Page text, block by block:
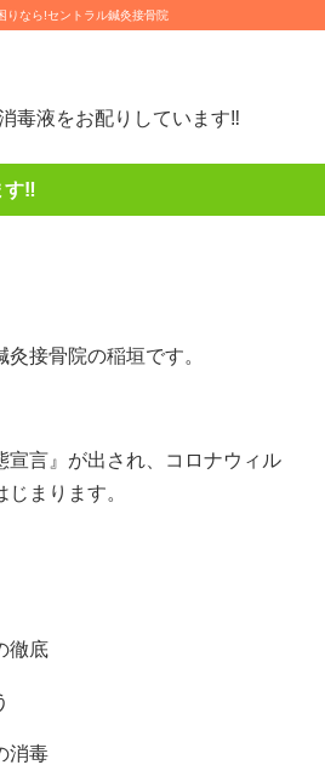
りなら!セントラル鍼灸接骨院
毒液をお配りしています‼️
す‼️
接骨院の稲垣です。
宣言』が出され、コロナウィル
まります。
徹底
消毒